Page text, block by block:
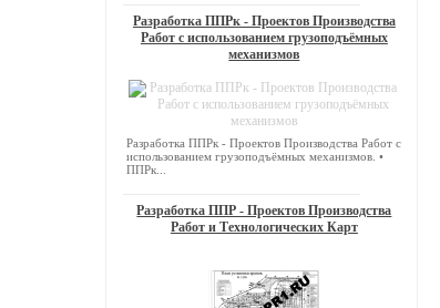
Разработка ППРк - Проектов Производства
Работ с использованием грузоподъёмных
механизмов
Разработка ППРк - Проектов Производства Работ с
использованием грузоподъёмных механизмов. •
ППРк...
Разработка ППР - Проектов Производства
Работ и Технологических Карт